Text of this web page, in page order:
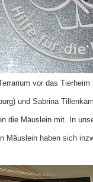
vor das
und Sabrina
die Mäuslein mit. In
Mäuslein haben sich